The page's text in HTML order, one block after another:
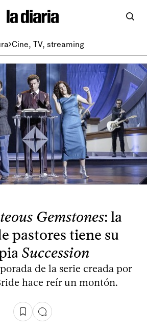
Cine, TV, streaming
Gemstones: la
pastores tiene su
Succession
de la serie creada por
hace reír un montón.